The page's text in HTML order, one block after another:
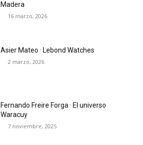
Madera
16 marzo, 2026
Asier Mateo · Lebond Watches
2 marzo, 2026
Fernando Freire Forga · El universo
Waracuy
7 noviembre, 2025